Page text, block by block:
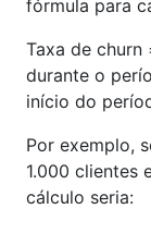
fórmula para
Taxa de
durante o
início do
Por exemplo,
1.000 clientes
cálculo seria: